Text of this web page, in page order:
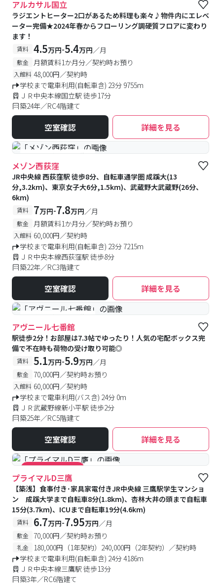
アルカサル国立
ラジエントヒーター2口があるため料理も楽々♪物件内にエレベ
ーター完備★2024年春からフローリング調硬質フロアに変わり
ます！
賃料 4.5万円-5.4万円／月
敷金 月額賃料1か月分／契約時お預り
入館料 48,000円／契約時
学校まで電車利用(自転車含) 23分 9755m
ＪＲ中央本線国立駅 徒歩17分
築24年／RC4階建て
空室確認 詳細を見る
#予約受付中 #空室待ち
メゾン西荻窪
JR中央線 西荻窪駅 徒歩8分、自転車通学圏 成蹊大(13
分,3.2km)、東京女子大6分,1.5km)、武蔵野大武蔵野(26分、
6km)
賃料 7万円-7.8万円／月
敷金 月額賃料1か月分／契約時お預り
入館料 60,000円／契約時
学校まで電車利用(自転車含) 23分 7215m
ＪＲ中央本線西荻窪駅 徒歩8分
築22年／RC3階建て
空室確認 詳細を見る
#予約受付中 #空室待ち
アヴニール七番館
駅徒歩2分！お部屋は7.3帖でゆったり！人気の宅配ボックス完
備で不在時も荷物の受け取り可能◎
賃料 5.1万円-5.9万円／月
敷金 70,000円／契約時お預り
入館料 60,000円／契約時
学校まで電車利用(バス含) 24分 0m
ＪＲ武蔵野線新小平駅 徒歩2分
築25年／RC5階建て
空室確認 詳細を見る
#キャンペーン実施中 #食事付き
プライマルD三鷹
【築浅】食事付き･家具家電付きJR中央線 三鷹駅学生マンショ
ン 成蹊大学まで自転車8分(1.8km)、杏林大井の頭まで自転車
15分(3.7km)、ICUまで自転車19分(4.6km)
賃料 6.7万円-7.95万円／月
敷金 70,000円／契約時お預り
礼金
180,000円（1年契約）240,000円（2年契約）／契約時
学校まで電車利用(自転車含) 24分 4186m
ＪＲ中央本線三鷹駅 徒歩13分
築3年／RC6階建て